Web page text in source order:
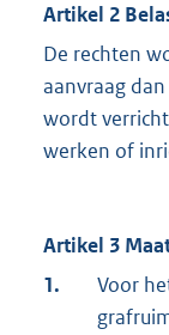
Artikel 2
De rechten
aanvraag
wordt
werken of
Artikel 3
1.
Voor